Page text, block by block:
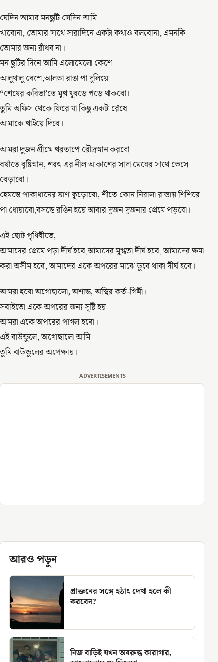
যেদিন আমার মনছুটি সেদিন আমি
খাবোনা, তোমার সাথে সারাদিনে একটা কথাও বলবোনা, এমনকি
তোমার জন্য রাঁধব না।
মন ছুটির দিনে আমি এলোমেলো কেশে
আলুথালু বেশে,আলতা রাঙা পা দুলিয়ে
“শেষের কবিতা’তে মুখ থুবড়ে পড়ে থাকবো।
তুমি অফিস থেকে ফিরে যা কিছু একটা রেঁধে
আমাকে খাইয়ে দিবে।
আমরা দুজন গ্রীষ্মে খরতাপে রৌদ্রস্নান করবো
বর্ষাতে বৃষ্টিস্নান, শরৎ এর নীল আকাশের সাদা মেঘের সাথে ভেসে
বেড়াবো।
হেমন্তে পাকাধানের ঘ্রাণ কুড়োবো, শীতে কোন নিরালা রাস্তায় শিশিরে
পা ধোয়াবো,বসন্তে রঙিন হয়ে আবার দুজন দুজনার প্রেমে পড়বো।
এই ছোট পৃথিবীতে,
আমাদের প্রেমে পড়া দীর্ঘ হবে,আমাদের মুগ্ধতা দীর্ঘ হবে, আমাদের ক্ষমা
করা অসীম হবে, আমাদের একে অপরের মাঝে ডুবে থাকা দীর্ঘ হবে।
আমরা হবো অগোছালো, অশান্ত, অস্থির কর্তা-গিন্নী।
সবাইতো একে অপরের জন্য সৃষ্টি হয়
আমরা একে অপরের পাগল হবো।
এই বাউন্ডুলে, অগোছালো আমি
তুমি বাউন্ডুলের অপেক্ষায়।
ADVERTISEMENTS
আরও পড়ুন
প্রাক্তনের সঙ্গে হঠাৎ দেখা হলে কী
করবেন?
নিজ বাড়িই যখন অবরুদ্ধ কারাগার,